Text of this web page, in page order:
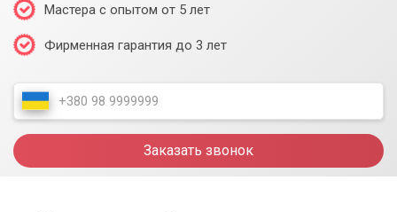
Мастера с опытом от 5 лет
Фирменная гарантия до 3 лет
Заказать звонок